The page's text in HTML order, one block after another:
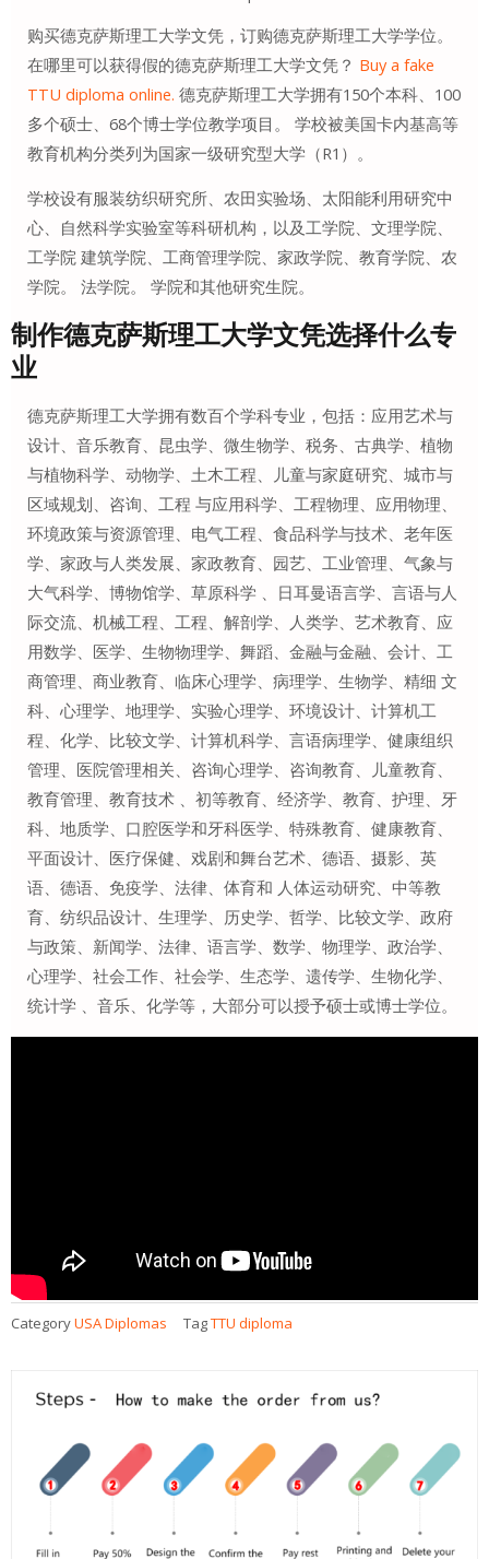
购买德克萨斯理工大学文凭，订购德克萨斯理工大学学位。
在哪里可以获得假的德克萨斯理工大学文凭？ Buy a fake
TTU diploma online. 德克萨斯理工大学拥有150个本科、100
多个硕士、68个博士学位教学项目。 学校被美国卡内基高等
教育机构分类列为国家一级研究型大学（R1）。
学校设有服装纺织研究所、农田实验场、太阳能利用研究中
心、自然科学实验室等科研机构，以及工学院、文理学院、
工学院 建筑学院、工商管理学院、家政学院、教育学院、农
学院。 法学院。 学院和其他研究生院。
制作德克萨斯理工大学文凭选择什么专
业
德克萨斯理工大学拥有数百个学科专业，包括：应用艺术与
设计、音乐教育、昆虫学、微生物学、税务、古典学、植物
与植物科学、动物学、土木工程、儿童与家庭研究、城市与
区域规划、咨询、工程 与应用科学、工程物理、应用物理、
环境政策与资源管理、电气工程、食品科学与技术、老年医
学、家政与人类发展、家政教育、园艺、工业管理、气象与
大气科学、博物馆学、草原科学 、日耳曼语言学、言语与人
际交流、机械工程、工程、解剖学、人类学、艺术教育、应
用数学、医学、生物物理学、舞蹈、金融与金融、会计、工
商管理、商业教育、临床心理学、病理学、生物学、精细 文
科、心理学、地理学、实验心理学、环境设计、计算机工
程、化学、比较文学、计算机科学、言语病理学、健康组织
管理、医院管理相关、咨询心理学、咨询教育、儿童教育、
教育管理、教育技术 、初等教育、经济学、教育、护理、牙
科、地质学、口腔医学和牙科医学、特殊教育、健康教育、
平面设计、医疗保健、戏剧和舞台艺术、德语、摄影、英
语、德语、免疫学、法律、体育和 人体运动研究、中等教
育、纺织品设计、生理学、历史学、哲学、比较文学、政府
与政策、新闻学、法律、语言学、数学、物理学、政治学、
心理学、社会工作、社会学、生态学、遗传学、生物化学、
统计学 、音乐、化学等，大部分可以授予硕士或博士学位。
CategoryUSA Diplomas TagTTU diploma